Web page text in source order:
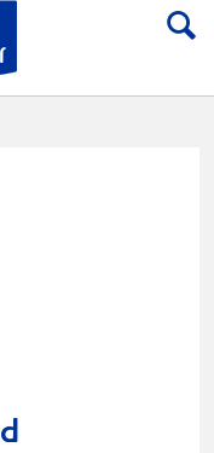
Till Norrmejerier